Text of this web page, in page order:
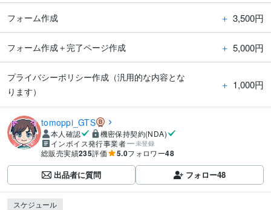
フォーム作成 ＋ 3,500円
フォーム作成＋完了ページ作成 ＋ 5,000円
プライバシーポリシー作成（汎用的な内容とな
ります）
＋ 1,000円
tomoppi_GTS
本人確認
機密保持契約(NDA)
インボイス発行事業者
未登録
総販売実績235評価 5.0フォロワー48
出品者に質問 フォロー48
スケジュール